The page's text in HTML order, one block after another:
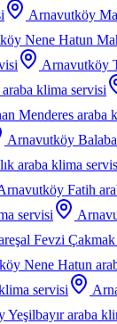
Arnavutköy
Nene Hatun
Arnavutköy
araba klima servisi
Menderes araba
Arnavutköy
araba klima
Fatih
servisi
Fevzi Çakmak
Nene Hatun
servisi
Yeşilbayır araba